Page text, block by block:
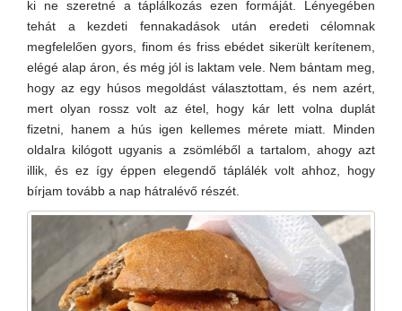
ki ne szeretné a táplálkozás ezen formáját. Lényegében
tehát a kezdeti fennakadások után eredeti célomnak
megfelelően gyors, finom és friss ebédet sikerült kerítenem,
elégé alap áron, és még jól is laktam vele. Nem bántam meg,
hogy az egy húsos megoldást választottam, és nem azért,
mert olyan rossz volt az étel, hogy kár lett volna duplát
fizetni, hanem a hús igen kellemes mérete miatt. Minden
oldalra kilógott ugyanis a zsömléből a tartalom, ahogy azt
illik, és ez így éppen elegendő táplálék volt ahhoz, hogy
bírjam tovább a nap hátralévő részét.